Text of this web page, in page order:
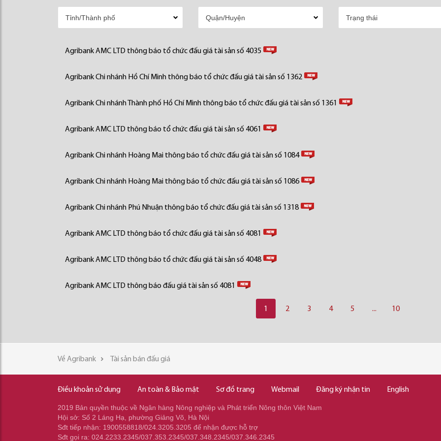
Agribank AMC LTD thông báo tổ chức đấu giá tài sản số 4035
Agribank Chi nhánh Hồ Chí Minh thông báo tổ chức đấu giá tài sản số 1362
Agribank Chi nhánh Thành phố Hồ Chí Minh thông báo tổ chức đấu giá tài sản số 1361
Agribank AMC LTD thông báo tổ chức đấu giá tài sản số 4061
Agribank Chi nhánh Hoàng Mai thông báo tổ chức đấu giá tài sản số 1084
Agribank Chi nhánh Hoàng Mai thông báo tổ chức đấu giá tài sản số 1086
Agribank Chi nhánh Phú Nhuận thông báo tổ chức đấu giá tài sản số 1318
Agribank AMC LTD thông báo tổ chức đấu giá tài sản số 4081
Agribank AMC LTD thông báo tổ chức đấu giá tài sản số 4048
Agribank AMC LTD thông báo đấu giá tài sản số 4081
1 2 3 4 5 ... 10
Về Agribank Tài sản bán đấu giá
Điều khoản sử dụng An toàn & Bảo mật Sơ đồ trang Webmail Đăng ký nhận tin English
2019 Bản quyền thuộc về Ngân hàng Nông nghiệp và Phát triển Nông thôn Việt Nam
Hội sở: Số 2 Láng Hạ, phường Giảng Võ, Hà Nội
Sđt tiếp nhận: 1900558818/024.3205.3205 để nhận được hỗ trợ
Sđt gọi ra: 024.2233.2345/037.353.2345/037.348.2345/037.346.2345